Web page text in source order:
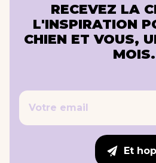
RECEVEZ LA
L'INSPIRATION
CHIEN ET VOUS,
MOIS.